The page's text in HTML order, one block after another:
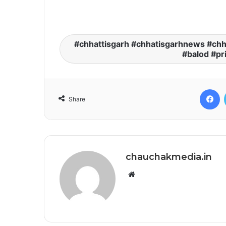
chhattisgarh #chhatisgarhnews
#balod
Share
chauchakmedia.in
Website